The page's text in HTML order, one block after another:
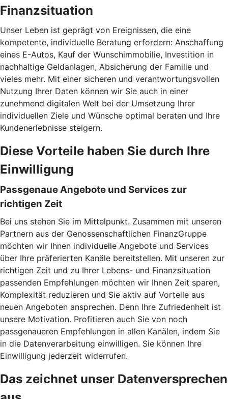
Finanzsituation
Unser Leben ist geprägt von Ereignissen, die eine
kompetente, individuelle Beratung erfordern: Anschaffung
eines E-Autos, Kauf der Wunschimmobilie, Investition in
nachhaltige Geldanlagen, Absicherung der Familie und
vieles mehr. Mit einer sicheren und verantwortungsvollen
Nutzung Ihrer Daten können wir Sie auch in einer
zunehmend digitalen Welt bei der Umsetzung Ihrer
individuellen Ziele und Wünsche optimal beraten und Ihre
Kundenerlebnisse steigern.
Diese Vorteile haben Sie durch Ihre
Einwilligung
Passgenaue Angebote und Services zur
richtigen Zeit
Bei uns stehen Sie im Mittelpunkt. Zusammen mit unseren
Partnern aus der Genossenschaftlichen FinanzGruppe
möchten wir Ihnen individuelle Angebote und Services
über Ihre präferierten Kanäle bereitstellen. Mit unseren zur
richtigen Zeit und zu Ihrer Lebens- und Finanzsituation
passenden Empfehlungen möchten wir Ihnen Zeit sparen,
Komplexität reduzieren und Sie aktiv auf Vorteile aus
neuen Angeboten ansprechen. Denn Ihre Zufriedenheit ist
unsere Motivation. Profitieren auch Sie von noch
passgenaueren Empfehlungen in allen Kanälen, indem Sie
in die Datenverarbeitung einwilligen. Sie können Ihre
Einwilligung jederzeit widerrufen.
Das zeichnet unser Datenversprechen